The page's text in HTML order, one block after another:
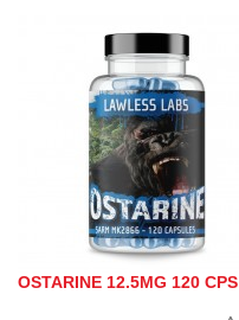
OSTARINE 12.5MG 120 CPS